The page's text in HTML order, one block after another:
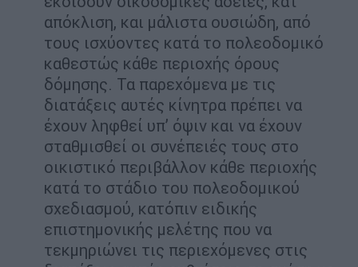
απόκλιση, και μάλιστα ουσιώδη, από
τους ισχύοντες κατά το πολεοδομικό
καθεστώς κάθε περιοχής όρους
δόμησης. Τα παρεχόμενα με τις
διατάξεις αυτές κίνητρα πρέπει να
έχουν ληφθεί υπ’ όψιν και να έχουν
σταθμισθεί οι συνέπειές τους στο
οικιστικό περιβάλλον κάθε περιοχής
κατά το στάδιο του πολεοδομικού
σχεδιασμού, κατόπιν ειδικής
επιστημονικής μελέτης που να
τεκμηριώνει τις περιεχόμενες στις